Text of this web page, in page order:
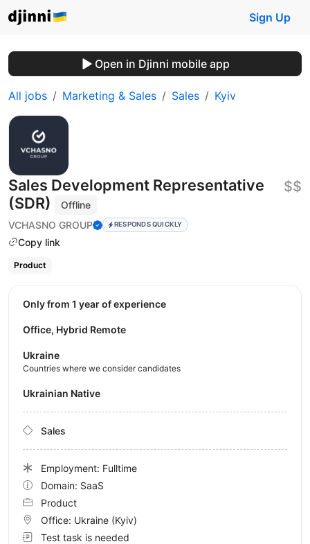
Sign Up
Open in Djinni mobile app
All jobs Marketing & Sales Sales Kyiv
Sales Development Representative
(SDR)
Offline
VCHASNO GROUP
RESPONDS QUICKLY
Copy link
$$
Product
Only from 1 year of experience
Office, Hybrid Remote
Ukraine
Countries where we consider candidates
Ukrainian Native
Sales
Employment: Fulltime
Domain: SaaS
Product
Office: Ukraine (Kyiv)
Test task is needed